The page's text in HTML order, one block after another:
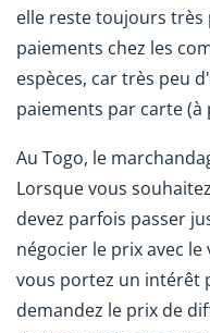
elle reste toujours très
paiements chez les
espèces, car très peu
paiements par carte
Au Togo, le
Lorsque vous
devez parfois passer
négocier le prix avec
vous portez un intérêt
demandez le prix de